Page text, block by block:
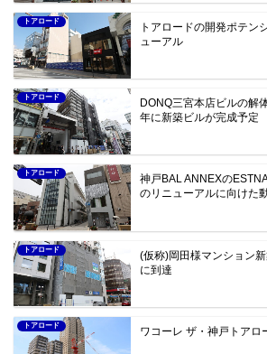
トアロード
トアロードの開発ポテン
ューアル
トアロード
DONQ三宮本店ビルの解
年に新築ビルが完成予定
トアロード
神戸BAL ANNEXの
のリニューアルに向けた
トアロード
(仮称)岡田様マンション
に到達
トアロード ワコーレ ザ・神戸トアロ